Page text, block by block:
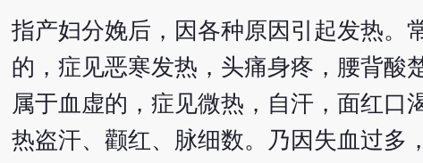
指产妇分娩后，因各种原因引起发热。
的，症见恶寒发热，头痛身疼，腰背酸
属于血虚的，症见微热，自汗，面红口
热盗汗、颧红、脉细数。乃因失血过多